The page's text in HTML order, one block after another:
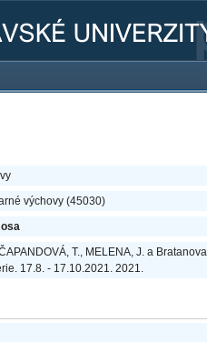
výchovy (45030)
T., MELENA, J. a
17.8. - 17.10.2021. 2021.